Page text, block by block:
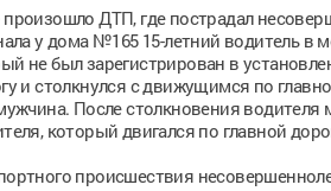
ДТП, где пострадал
у дома №165 15-летний водитель
не был зарегистрирован в
и столкнулся с движущимся по
После столкновения
который двигался по главной
происшествия